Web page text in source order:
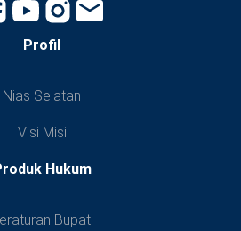
Profil
Nias Selatan
Visi Misi
Hukum
Bupati